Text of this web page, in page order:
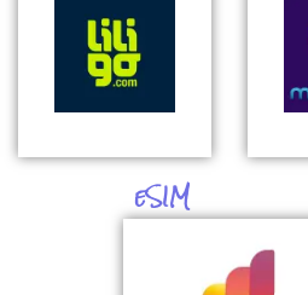
eSIM
J'en profite